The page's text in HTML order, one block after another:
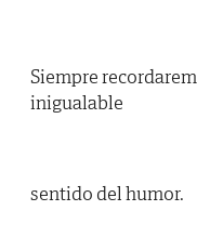
Siempre
inigualable
sentido del humor.